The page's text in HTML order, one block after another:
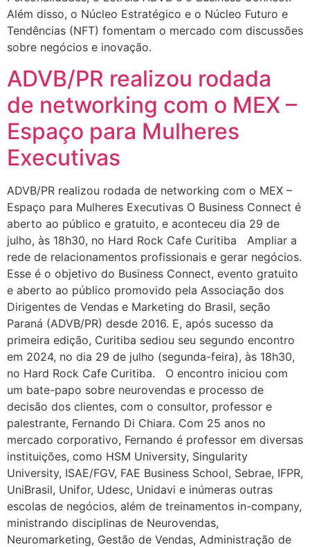
Além disso, o Núcleo Estratégico e o Núcleo Futuro e
Tendências (NFT) fomentam o mercado com discussões
sobre negócios e inovação.
ADVB/PR realizou rodada
de networking com o MEX –
Espaço para Mulheres
Executivas
ADVB/PR realizou rodada de networking com o MEX –
Espaço para Mulheres Executivas O Business Connect é
aberto ao público e gratuito, e aconteceu dia 29 de
julho, às 18h30, no Hard Rock Cafe Curitiba Ampliar a
rede de relacionamentos profissionais e gerar negócios.
Esse é o objetivo do Business Connect, evento gratuito
e aberto ao público promovido pela Associação dos
Dirigentes de Vendas e Marketing do Brasil, seção
Paraná (ADVB/PR) desde 2016. E, após sucesso da
primeira edição, Curitiba sediou seu segundo encontro
em 2024, no dia 29 de julho (segunda-feira), às 18h30,
no Hard Rock Cafe Curitiba. O encontro iniciou com
um bate-papo sobre neurovendas e processo de
decisão dos clientes, com o consultor, professor e
palestrante, Fernando Di Chiara. Com 25 anos no
mercado corporativo, Fernando é professor em diversas
instituições, como HSM University, Singularity
University, ISAE/FGV, FAE Business School, Sebrae, IFPR,
UniBrasil, Unifor, Udesc, Unidavi e inúmeras outras
escolas de negócios, além de treinamentos in-company,
ministrando disciplinas de Neurovendas,
Neuromarketing, Gestão de Vendas, Administração de